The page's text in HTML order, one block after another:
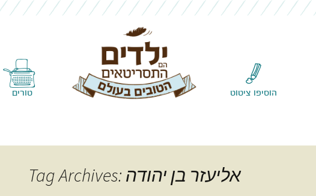
Skip to content
הוסיפו ציטוט טורים
Tag Archives: אליעזר בן יהודה